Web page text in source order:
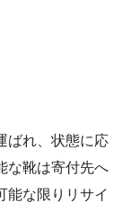
ばれ、状態に応
な靴は寄付先へ
能な限りリサイ